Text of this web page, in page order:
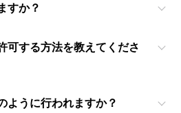
すか？
可する方法を教えてくださ
ように行われますか？